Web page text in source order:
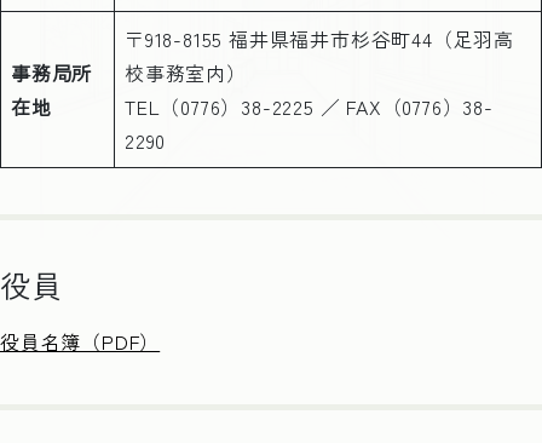
事務局所
在地
〒918-8155 福井県福井市杉谷町44（足羽高
校事務室内）
TEL（0776）38-2225 ／ FAX（0776）38-
2290
役員
役員名簿（PDF）